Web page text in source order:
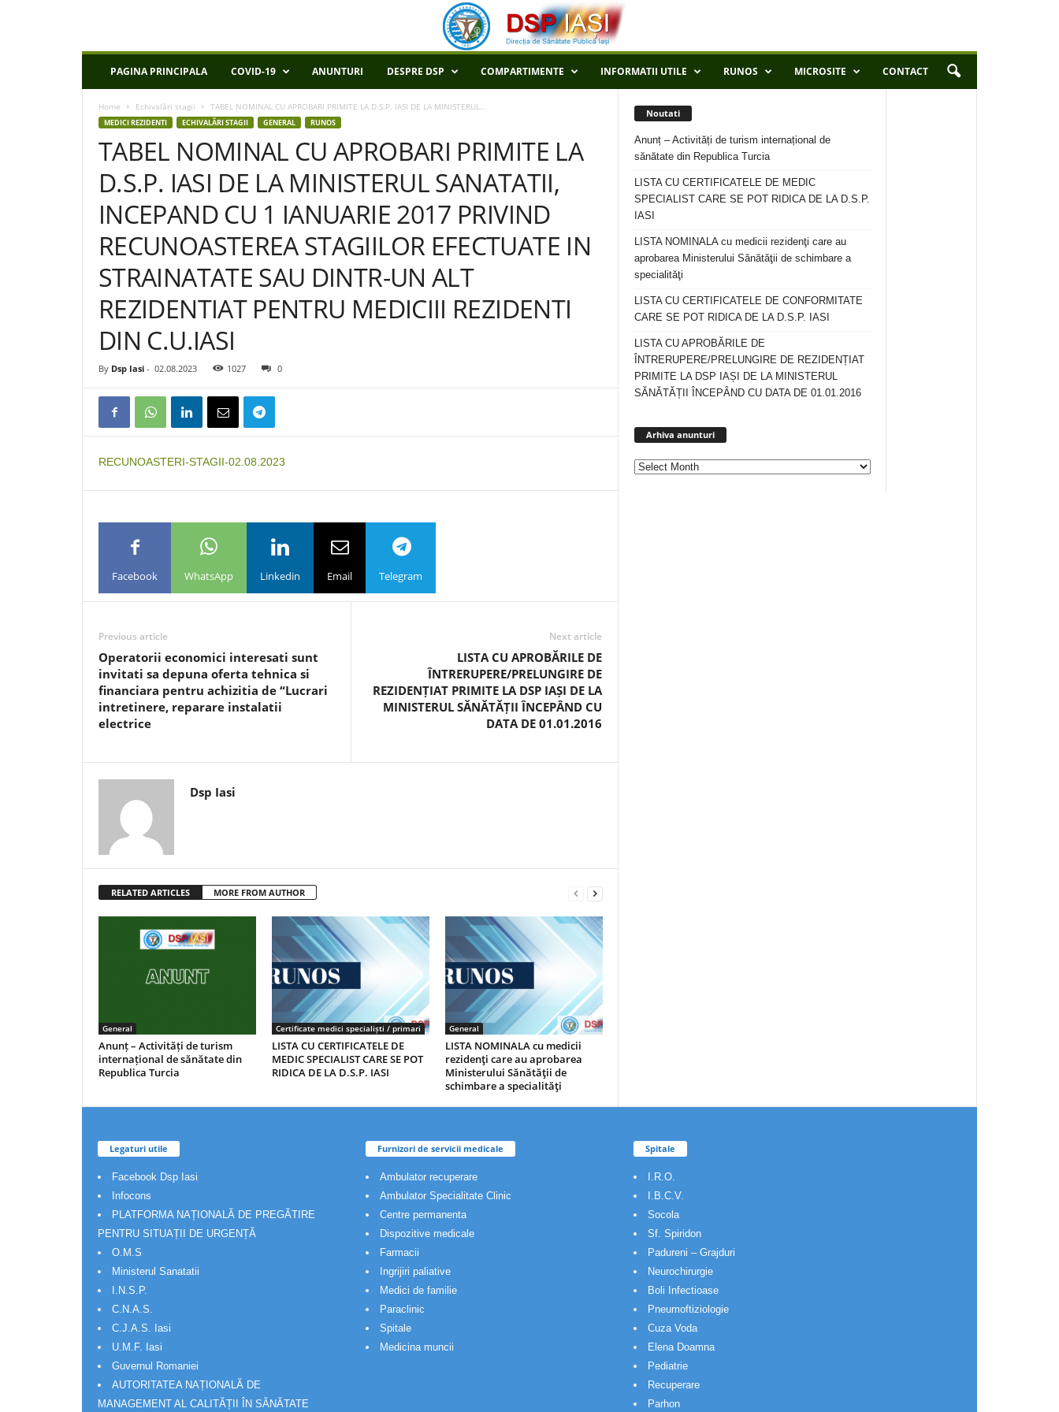
P
PAGINA PRINCIPALA COVID-19 ANUNTURI DESPRE DSP COMPARTIMENTE INFORMATII UTILE RUNOS MICROSITE CONTACT
Home Echivalări stagii TABEL NOMINAL CU APROBARI PRIMITE LA D.S.P. IASI DE LA MINISTERUL...
MEDICI REZIDENTI ECHIVALĂRI STAGII GENERAL RUNOS
TABEL NOMINAL CU APROBARI PRIMITE LA
D.S.P. IASI DE LA MINISTERUL SANATATII,
INCEPAND CU 1 IANUARIE 2017 PRIVIND
RECUNOASTEREA STAGIILOR EFECTUATE IN
STRAINATATE SAU DINTR-UN ALT
REZIDENTIAT PENTRU MEDICIII REZIDENTI
DIN C.U.IASI
By Dsp Iasi - 02.08.2023 1027 0
RECUNOASTERI-STAGII-02.08.2023
Facebook WhatsApp Linkedin Email Telegram
Previous article
Operatorii economici interesati sunt
invitati sa depuna oferta tehnica si
financiara pentru achizitia de “Lucrari
intretinere, reparare instalatii
electrice
Next article
LISTA CU APROBĂRILE DE
ÎNTRERUPERE/PRELUNGIRE DE
REZIDENȚIAT PRIMITE LA DSP IAȘI DE LA
MINISTERUL SĂNĂTĂȚII ÎNCEPÂND CU
DATA DE 01.01.2016
Dsp Iasi
RELATED ARTICLES MORE FROM AUTHOR
General
Anunț – Activități de turism
internațional de sănătate din
Republica Turcia
Certificate medici specialiști / primari
LISTA CU CERTIFICATELE DE
MEDIC SPECIALIST CARE SE POT
RIDICA DE LA D.S.P. IASI
General
LISTA NOMINALA cu medicii
rezidenţi care au aprobarea
Ministerului Sănătăţii de
schimbare a specialităţi
Noutati
Anunț – Activități de turism internațional de
sănătate din Republica Turcia
LISTA CU CERTIFICATELE DE MEDIC
SPECIALIST CARE SE POT RIDICA DE LA D.S.P.
IASI
LISTA NOMINALA cu medicii rezidenţi care au
aprobarea Ministerului Sănătăţii de schimbare a
specialităţi
LISTA CU CERTIFICATELE DE CONFORMITATE
CARE SE POT RIDICA DE LA D.S.P. IASI
LISTA CU APROBĂRILE DE
ÎNTRERUPERE/PRELUNGIRE DE REZIDENȚIAT
PRIMITE LA DSP IAȘI DE LA MINISTERUL
SĂNĂTĂȚII ÎNCEPÂND CU DATA DE 01.01.2016
Arhiva anunturi
Legaturi utile
Facebook Dsp Iasi
Infocons
PLATFORMA NAȚIONALĂ DE PREGĂTIRE
PENTRU SITUAȚII DE URGENȚĂ
O.M.S
Ministerul Sanatatii
I.N.S.P.
C.N.A.S.
C.J.A.S. Iasi
U.M.F. Iasi
Guvernul Romaniei
AUTORITATEA NAȚIONALĂ DE
MANAGEMENT AL CALITĂȚII ÎN SĂNĂTATE
Furnizori de servicii medicale
Ambulator recuperare
Ambulator Specialitate Clinic
Centre permanenta
Dispozitive medicale
Farmacii
Ingrijiri paliative
Medici de familie
Paraclinic
Spitale
Medicina muncii
Spitale
I.R.O.
I.B.C.V.
Socola
Sf. Spiridon
Padureni – Grajduri
Neurochirurgie
Boli Infectioase
Pneumoftiziologie
Cuza Voda
Elena Doamna
Pediatrie
Recuperare
Parhon